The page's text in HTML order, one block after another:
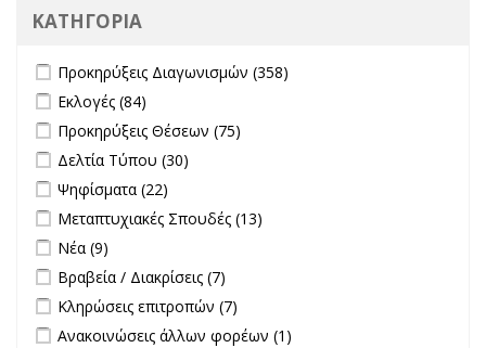
ΚΑΤΗΓΟΡΙΑ
Apply Προκηρύξεις Διαγωνισμών filter
Προκηρύξεις Διαγωνισμών (358)
Apply Εκλογές filter
Εκλογές (84)
Apply Προκηρύξεις Θέσεων filter
Προκηρύξεις Θέσεων (75)
Apply Δελτία Τύπου filter
Δελτία Τύπου (30)
Apply Ψηφίσματα filter
Ψηφίσματα (22)
Apply Μεταπτυχιακές Σπουδές filter
Μεταπτυχιακές Σπουδές (13)
Apply Νέα filter
Νέα (9)
Apply Βραβεία / Διακρίσεις filter
Βραβεία / Διακρίσεις (7)
Apply Κληρώσεις επιτροπών filter
Κληρώσεις επιτροπών (7)
Apply Ανακοινώσεις άλλων φορέων filter
Ανακοινώσεις άλλων φορέων (1)